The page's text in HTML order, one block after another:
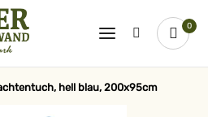
0
hell blau, 200x95cm